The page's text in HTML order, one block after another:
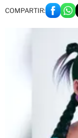
COMPARTIR: